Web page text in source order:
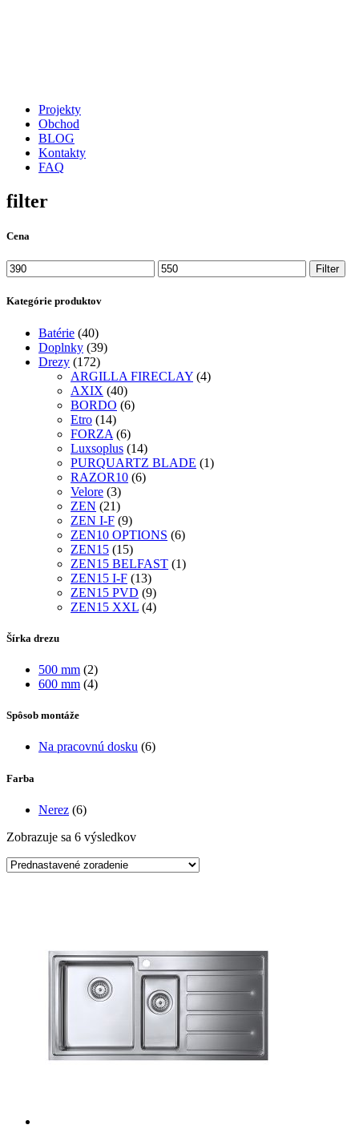
Projekty
Obchod
BLOG
Kontakty
FAQ
filter
Cena
Minimálna
cena
Maximálna
cena
Filter
Kategórie produktov
Batérie (40)
Doplnky (39)
Drezy (172)
ARGILLA FIRECLAY (4)
AXIX (40)
BORDO (6)
Etro (14)
FORZA (6)
Luxsoplus (14)
PURQUARTZ BLADE (1)
RAZOR10 (6)
Velore (3)
ZEN (21)
ZEN I-F (9)
ZEN10 OPTIONS (6)
ZEN15 (15)
ZEN15 BELFAST (1)
ZEN15 I-F (13)
ZEN15 PVD (9)
ZEN15 XXL (4)
Šírka drezu
500 mm (2)
600 mm (4)
Spôsob montáže
Na pracovnú dosku (6)
Farba
Nerez (6)
Zobrazuje sa 6 výsledkov